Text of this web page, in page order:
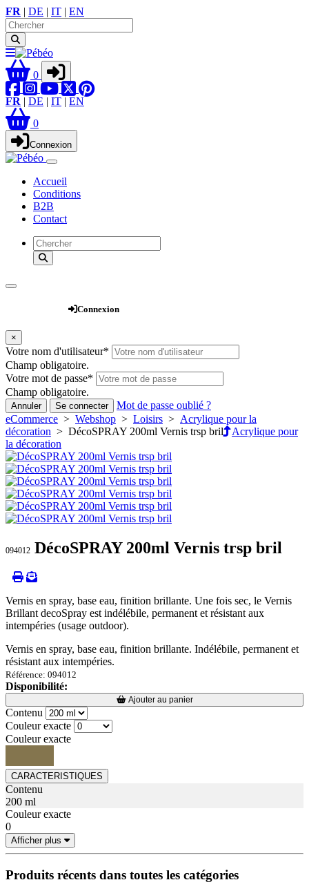
FR | DE | IT | EN
0
FR | DE | IT | EN
0
Connexion
Accueil
Conditions
B2B
Contact
Connexion
×
Votre nom d'utilisateur*
Champ obligatoire.
Votre mot de passe*
Champ obligatoire.
Annuler Se connecter
Mot de passe oublié ?
eCommerce > Webshop > Loisirs > Acrylique pour la
décoration > DécoSPRAY 200ml Vernis trsp bril
Acrylique pour
la décoration
094012 DécoSPRAY 200ml Vernis trsp bril
Vernis en spray, base eau, finition brillante. Une fois sec, le Vernis
Brillant decoSpray est indélébile, permanent et résistant aux
intempéries (usage outdoor).
Vernis en spray, base eau, finition brillante. Indélébile, permanent et
résistant aux intempéries.
Référence: 094012
Disponibilité:
Loading...
Loading... Ajouter au panier
Contenu
Couleur exacte
Couleur exacte
CARACTERISTIQUES
Contenu
200 ml
Couleur exacte
0
Afficher plus
Produits récents dans toutes les catégories